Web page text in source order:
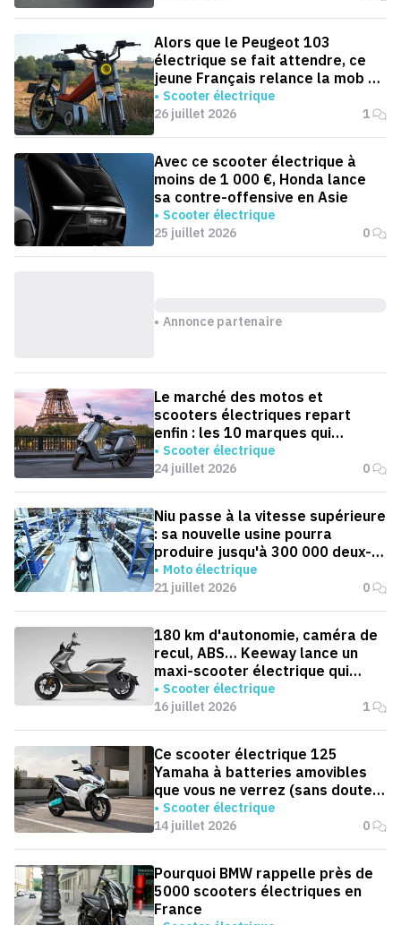
Alors que le Peugeot 103
électrique se fait attendre, ce
jeune Français relance la mob en
version électrique
Scooter électrique
26 juillet 2026
1
Avec ce scooter électrique à
moins de 1 000 €, Honda lance
sa contre-offensive en Asie
Scooter électrique
25 juillet 2026
0
Annonce partenaire
Le marché des motos et
scooters électriques repart
enfin : les 10 marques qui
dominent la France
Scooter électrique
24 juillet 2026
0
Niu passe à la vitesse supérieure
: sa nouvelle usine pourra
produire jusqu'à 300 000 deux-
roues électriques par an
Moto électrique
21 juillet 2026
0
180 km d'autonomie, caméra de
recul, ABS… Keeway lance un
maxi-scooter électrique qui
défie le BMW CE 04
Scooter électrique
16 juillet 2026
1
Ce scooter électrique 125
Yamaha à batteries amovibles
que vous ne verrez (sans doute)
jamais en Europe
Scooter électrique
14 juillet 2026
0
Pourquoi BMW rappelle près de
5000 scooters électriques en
France